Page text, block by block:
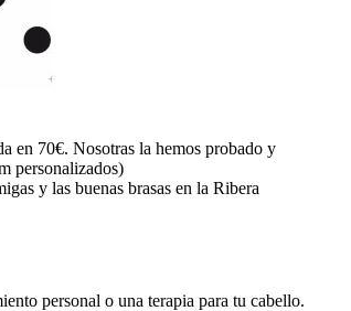
en 70€. Nosotras la hemos probado y
personalizados)
y las buenas brasas en la Ribera
personal o una terapia para tu cabello.